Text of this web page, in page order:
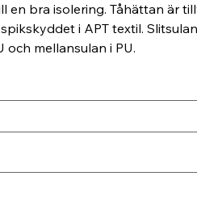
en bra isolering. Tåhättan är
i APT textil.
och mellansulan i PU.